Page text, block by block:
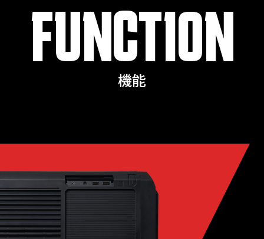
FUNCTION
機能